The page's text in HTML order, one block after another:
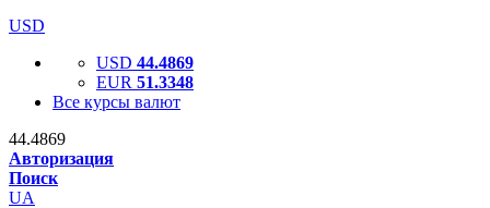
USD
USD 44.4869
EUR 51.3348
Все курсы валют
44.4869
Авторизация
Поиск
UA